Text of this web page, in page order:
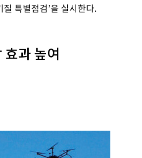
특별점검’을 실시한다.
과 높여